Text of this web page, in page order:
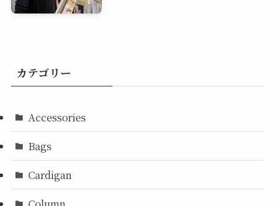
カテゴリー
Accessories
Bags
Cardigan